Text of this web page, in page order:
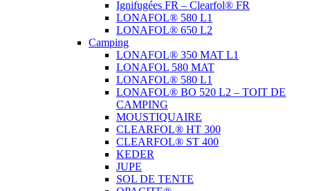
Ignifugées FR – Clearfol® FR
LONAFOL® 580 L1
LONAFOL® 650 L2
Camping
LONAFOL® 350 MAT L1
LONAFOL 580 MAT
LONAFOL® 580 L1
LONAFOL® BO 520 L2 – TOIT DE
CAMPING
MOUSTIQUAIRE
CLEARFOL® HT 300
CLEARFOL® ST 400
KEDER
JUPE
SOL DE TENTE